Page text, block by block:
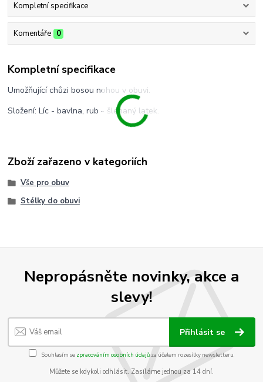
Kompletní specifikace
Komentáře 0
Kompletní specifikace
Umožňující chůzi bosou nohou v obuvi.
Složení: Líc - bavlna, rub - šlehaný latek.
Zboží zařazeno v kategoriích
Vše pro obuv
Stélky do obuvi
Nepropásněte novinky, akce a
slevy!
Přihlásit se
Souhlasím se zpracováním osobních údajůza účelem rozesílky newsletteru.
Můžete se kdykoli odhlásit. Zasíláme jednou za 14 dní.